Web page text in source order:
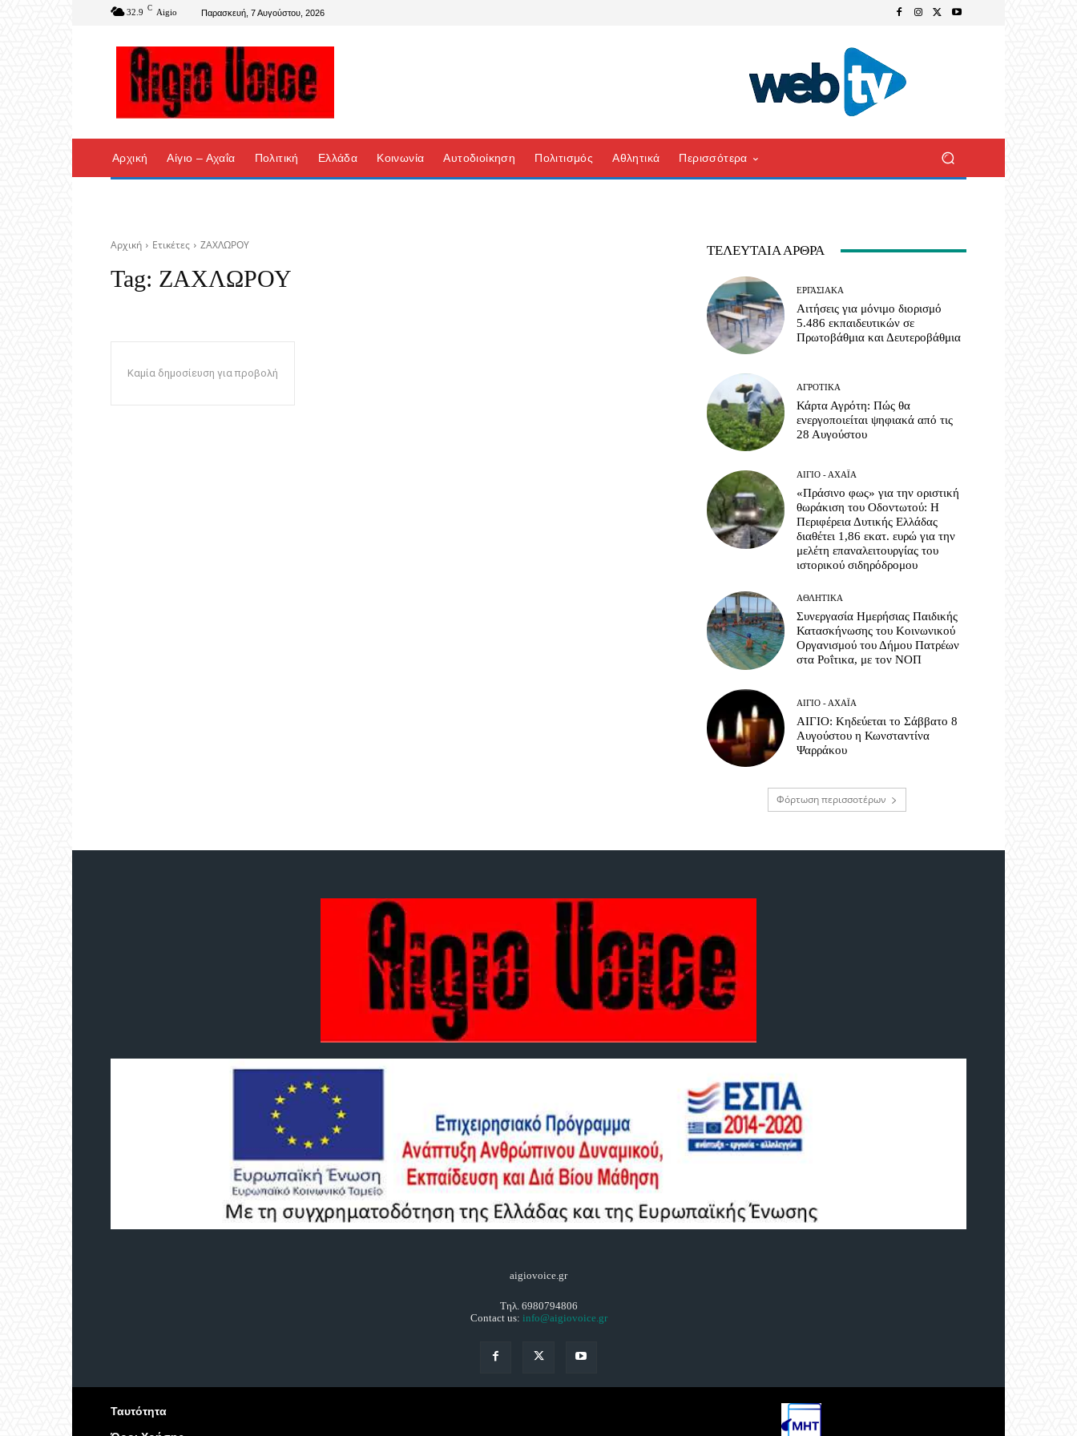
32.9 C Aigio Παρασκευή, 7 Αυγούστου, 2026
Αρχική Αίγιο – Αχαΐα Πολιτική Ελλάδα Κοινωνία Αυτοδιοίκηση Πολιτισμός Αθλητικά Περισσότερα
Αρχική Ετικέτες ΖΑΧΛΩΡΟΥ
Tag: ΖΑΧΛΩΡΟΥ
Καμία δημοσίευση για προβολή
ΤΕΛΕΥΤΑΊΑ ΆΡΘΡΑ
ΕΡΓΑΣΙΑΚΆ
Αιτήσεις για μόνιμο διορισμό
5.486 εκπαιδευτικών σε
Πρωτοβάθμια και Δευτεροβάθμια
ΑΓΡΟΤΙΚΆ
Κάρτα Αγρότη: Πώς θα
ενεργοποιείται ψηφιακά από τις
28 Αυγούστου
ΑΊΓΙΟ - ΑΧΑΪ́Α
«Πράσινο φως» για την οριστική
θωράκιση του Οδοντωτού: Η
Περιφέρεια Δυτικής Ελλάδας
διαθέτει 1,86 εκατ. ευρώ για την
μελέτη επαναλειτουργίας του
ιστορικού σιδηρόδρομου
ΑΘΛΗΤΙΚΆ
Συνεργασία Ημερήσιας Παιδικής
Κατασκήνωσης του Κοινωνικού
Οργανισμού του Δήμου Πατρέων
στα Ροΐτικα, με τον ΝΟΠ
ΑΊΓΙΟ - ΑΧΑΪ́Α
ΑΙΓΙΟ: Κηδεύεται το Σάββατο 8
Αυγούστου η Κωνσταντίνα
Ψαρράκου
Φόρτωση περισσοτέρων
aigiovoice.gr
Τηλ. 6980794806
Contact us: info@aigiovoice.gr
Ταυτότητα